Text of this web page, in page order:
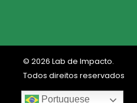
© 2026 Lab de Impacto.
Todos direitos reservados
Portuguese